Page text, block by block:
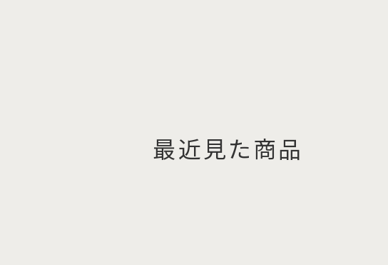
最近見た商品